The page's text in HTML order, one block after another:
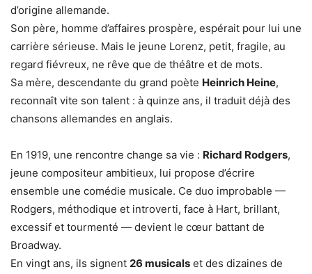
d’origine allemande.
Son père, homme d’affaires prospère, espérait pour lui une
carrière sérieuse. Mais le jeune Lorenz, petit, fragile, au
regard fiévreux, ne rêve que de théâtre et de mots.
Sa mère, descendante du grand poète Heinrich Heine,
reconnaît vite son talent : à quinze ans, il traduit déjà des
chansons allemandes en anglais.
En 1919, une rencontre change sa vie : Richard Rodgers,
jeune compositeur ambitieux, lui propose d’écrire
ensemble une comédie musicale. Ce duo improbable —
Rodgers, méthodique et introverti, face à Hart, brillant,
excessif et tourmenté — devient le cœur battant de
Broadway.
En vingt ans, ils signent 26 musicals et des dizaines de